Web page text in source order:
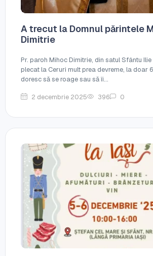
A trecut la Domnul părintele
Dimitrie
Pr. paroh Mihoc Dimitrie, din satul Sfântu
plecat la Ceruri mult prea devreme, la doar
doresc să se roage sau să îi...
2 decembrie 2025 396 0